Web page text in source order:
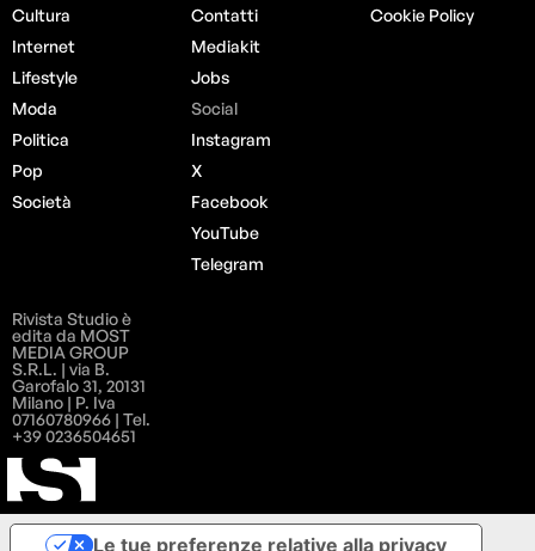
Cultura
Internet
Lifestyle
Moda
Politica
Pop
Società
Contatti
Mediakit
Jobs
Social
Instagram
X
Facebook
YouTube
Telegram
Cookie Policy
Rivista Studio è
edita da MOST
MEDIA GROUP
S.R.L. | via B.
Garofalo 31, 20131
Milano | P. Iva
07160780966 | Tel.
+39 0236504651
Le tue preferenze relative alla privacy